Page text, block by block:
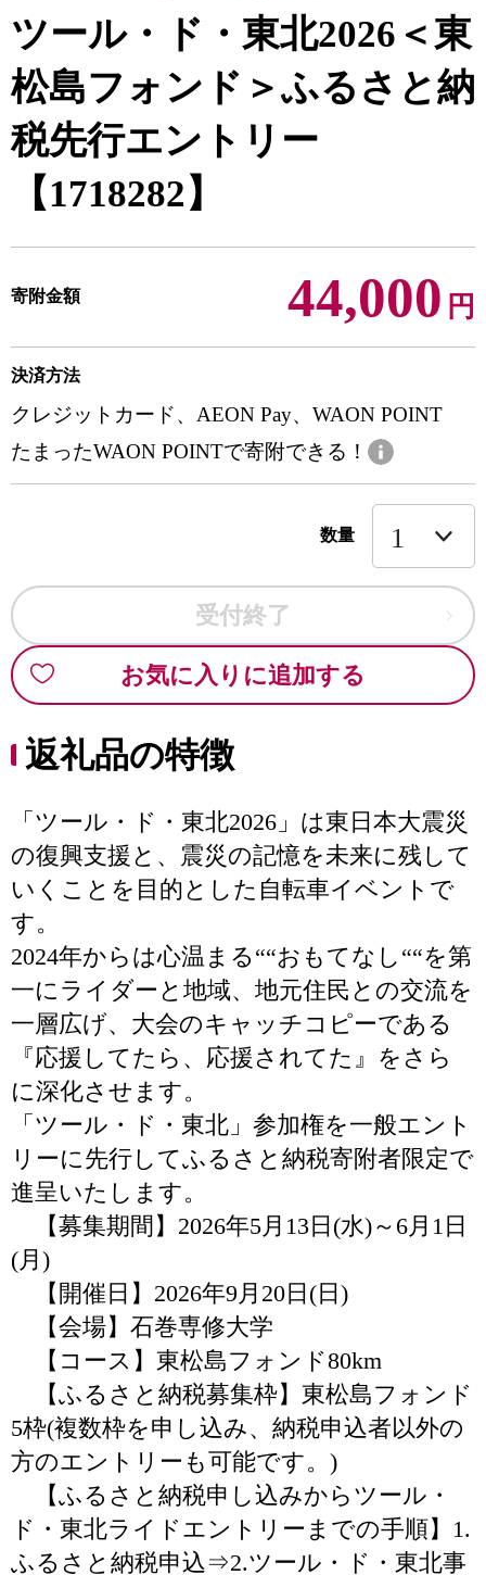
ツール・ド・東北2026＜東
松島フォンド＞ふるさと納
税先行エントリー
【1718282】
寄附金額 44,000 円
決済方法
クレジットカード、AEON Pay、WAON POINT
たまったWAON POINTで寄附できる！
数量
受付終了
お気に入りに追加する
返礼品の特徴
「ツール・ド・東北2026」は東日本大震災
の復興支援と、震災の記憶を未来に残して
いくことを目的とした自転車イベントで
す。
2024年からは心温まる““おもてなし““を第
一にライダーと地域、地元住民との交流を
一層広げ、大会のキャッチコピーである
『応援してたら、応援されてた』をさら
に深化させます。
「ツール・ド・東北」参加権を一般エント
リーに先行してふるさと納税寄附者限定で
進呈いたします。
【募集期間】2026年5月13日(水)～6月1日
(月)
【開催日】2026年9月20日(日)
【会場】石巻専修大学
【コース】東松島フォンド80km
【ふるさと納税募集枠】東松島フォンド
5枠(複数枠を申し込み、納税申込者以外の
方のエントリーも可能です。)
【ふるさと納税申し込みからツール・
ド・東北ライドエントリーまでの手順】1.
ふるさと納税申込⇒2.ツール・ド・東北事